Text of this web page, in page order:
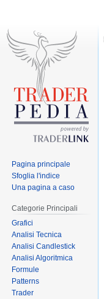
Pagina principale
Sfoglia l'indice
Una pagina a caso
Categorie Principali
Grafici
Analisi Tecnica
Analisi Candlestick
Analisi Algoritmica
Formule
Patterns
Trader